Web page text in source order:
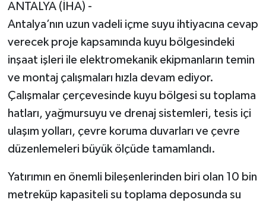
ANTALYA (İHA) -
Antalya’nın uzun vadeli içme suyu ihtiyacına cevap
verecek proje kapsamında kuyu bölgesindeki
inşaat işleri ile elektromekanik ekipmanların temin
ve montaj çalışmaları hızla devam ediyor.
Çalışmalar çerçevesinde kuyu bölgesi su toplama
hatları, yağmursuyu ve drenaj sistemleri, tesis içi
ulaşım yolları, çevre koruma duvarları ve çevre
düzenlemeleri büyük ölçüde tamamlandı.
Yatırımın en önemli bileşenlerinden biri olan 10 bin
metreküp kapasiteli su toplama deposunda su